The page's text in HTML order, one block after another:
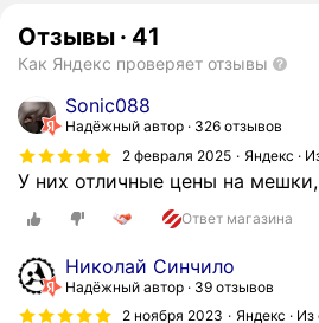
Отзывы · 41
Как Яндекс проверяет отзывы
Sonic088
Надёжный автор
326 отзывов
2 февраля 2025
Яндекс ·
У них отличные цены на мешки,
Ответ магазина
Николай Синчило
Надёжный автор
39 отзывов
2 ноября 2023
Яндекс ·